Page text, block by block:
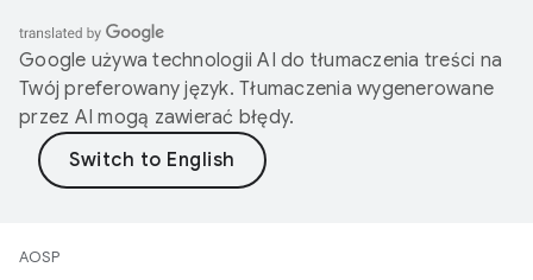
Google używa technologii AI do tłumaczenia treści na
Twój preferowany język. Tłumaczenia wygenerowane
przez AI mogą zawierać błędy.
AOSP